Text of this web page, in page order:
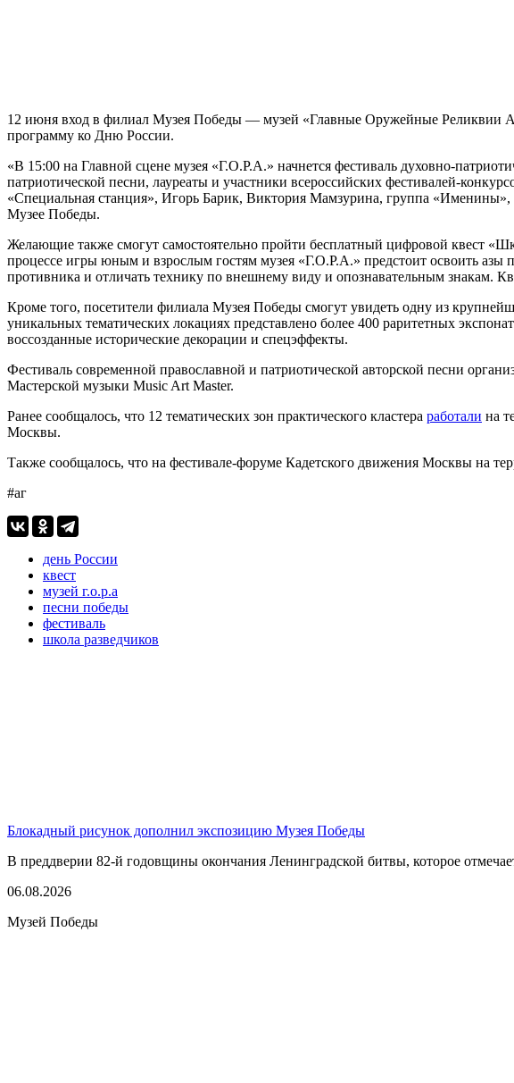
12 июня вход в филиал Музея Победы — музей «Главные Оружейные Реликвии
программу ко Дню России.
«В 15:00 на Главной сцене музея «Г.О.Р.А.» начнется фестиваль духовно-
патриотической песни, лауреаты и участники всероссийских фестивалей-
«Специальная станция», Игорь Барик, Виктория Мамзурина, группа
Музее Победы.
Желающие также смогут самостоятельно пройти бесплатный цифровой квест
процессе игры юным и взрослым гостям музея «Г.О.Р.А.» предстоит освоить азы
противника и отличать технику по внешнему виду и опознавательным знакам.
Кроме того, посетители филиала Музея Победы смогут увидеть одну из
уникальных тематических локациях представлено более 400 раритетных
воссозданные исторические декорации и спецэффекты.
Фестиваль современной православной и патриотической авторской песни
Мастерской музыки Music Art Master.
Ранее сообщалось, что 12 тематических зон практического кластера работали на
Москвы.
Также сообщалось, что на фестивале-форуме Кадетского движения Москвы на
#аг
день России
квест
музей г.о.р.а
песни победы
фестиваль
школа разведчиков
Блокадный рисунок дополнил экспозицию Музея Победы
В преддверии 82-й годовщины окончания Ленинградской битвы, которое
06.08.2026
Музей Победы